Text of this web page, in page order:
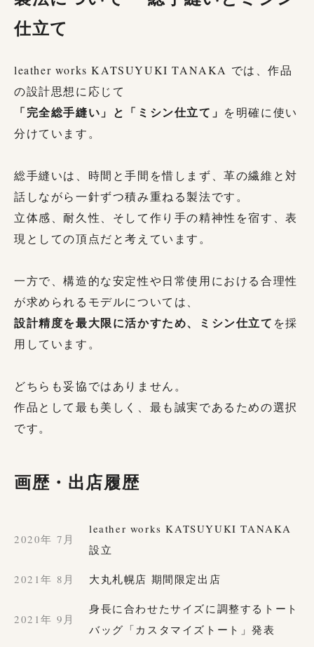
仕立て
leather works KATSUYUKI TANAKA では、作品
の設計思想に応じて
「完全総手縫い」と「ミシン仕立て」 を明確に使い
分けています。
総手縫いは、時間と手間を惜しまず、革の繊維と対
話しながら一針ずつ積み重ねる製法です。
立体感、耐久性、そして作り手の精神性を宿す、表
現としての頂点だと考えています。
一方で、構造的な安定性や日常使用における合理性
が求められるモデルについては、
設計精度を最大限に活かすため、ミシン仕立て を採
用しています。
どちらも妥協ではありません。
作品として最も美しく、最も誠実であるための選択
です。
画歴・出店履歴
2020年 7月
leather works KATSUYUKI TANAKA
設立
2021年 8月 大丸札幌店 期間限定出店
2021年 9月
身長に合わせたサイズに調整するトート
バッグ「カスタマイズトート」発表